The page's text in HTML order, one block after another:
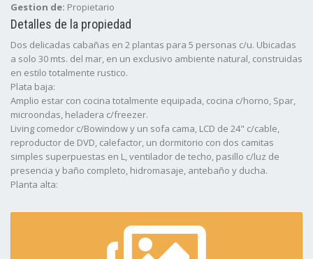
Gestion de: Propietario
Detalles de la propiedad
Dos delicadas cabañas en 2 plantas para 5 personas c/u. Ubicadas
a solo 30 mts. del mar, en un exclusivo ambiente natural, construidas
en estilo totalmente rustico.
Plata baja:
Amplio estar con cocina totalmente equipada, cocina c/horno, Spar,
microondas, heladera c/freezer.
Living comedor c/Bowindow y un sofa cama, LCD de 24" c/cable,
reproductor de DVD, calefactor, un dormitorio con dos camitas
simples superpuestas en L, ventilador de techo, pasillo c/luz de
presencia y baño completo, hidromasaje, antebaño y ducha.
Planta alta:
Exteriores:
Espacio para auto con cocheras cubiertas, pÃ©rgola techada y